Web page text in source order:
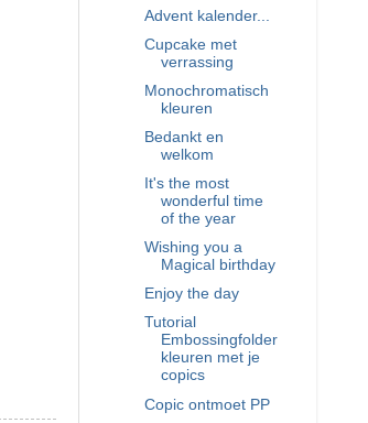
Advent kalender...
Cupcake met
verrassing
Monochromatisch
kleuren
Bedankt en
welkom
It's the most
wonderful time
of the year
Wishing you a
Magical birthday
Enjoy the day
Tutorial
Embossingfolder
kleuren met je
copics
Copic ontmoet PP